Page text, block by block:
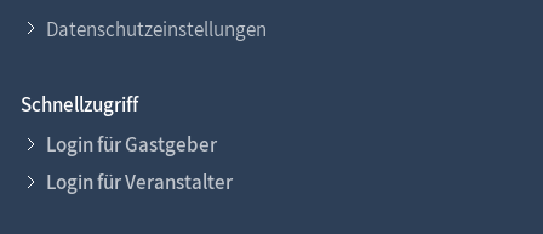
Datenschutzeinstellungen
Schnellzugriff
Login für Gastgeber
Login für Veranstalter